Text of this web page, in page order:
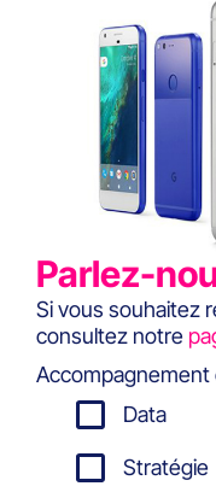
Parlez-
Si vous souhaitez
consultez notre
Accompagnement
Data
Stratégie